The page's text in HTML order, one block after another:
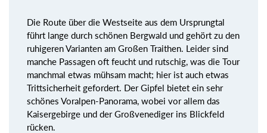
Die Route über die Westseite aus dem Ursprungtal
führt lange durch schönen Bergwald und gehört zu den
ruhigeren Varianten am Großen Traithen. Leider sind
manche Passagen oft feucht und rutschig, was die Tour
manchmal etwas mühsam macht; hier ist auch etwas
Trittsicherheit gefordert. Der Gipfel bietet ein sehr
schönes Voralpen-Panorama, wobei vor allem das
Kaisergebirge und der Großvenediger ins Blickfeld
rücken.